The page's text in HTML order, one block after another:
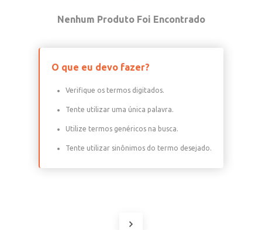
O que eu devo fazer?
Verifique os termos digitados.
Tente utilizar uma única palavra.
Utilize termos genéricos na busca.
Tente utilizar sinônimos do termo desejado.